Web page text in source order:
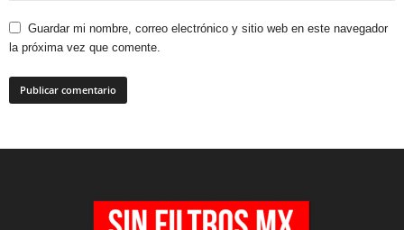
Guardar mi nombre, correo electrónico y sitio web en este navegador
la próxima vez que comente.